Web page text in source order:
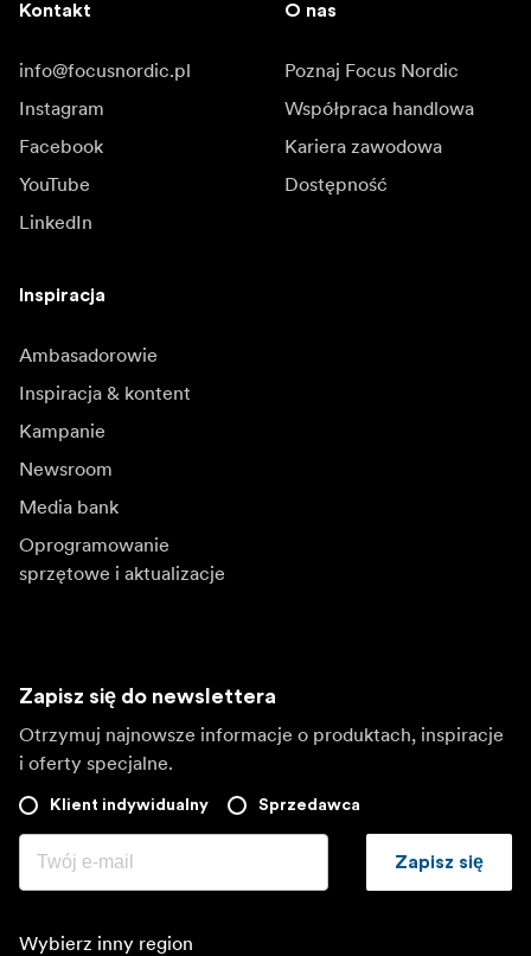
Kontakt
info@focusnordic.pl
Instagram
Facebook
YouTube
LinkedIn
O nas
Poznaj Focus Nordic
Współpraca handlowa
Kariera zawodowa
Dostępność
Inspiracja
Ambasadorowie
Inspiracja & kontent
Kampanie
Newsroom
Media bank
Oprogramowanie
sprzętowe i aktualizacje
Zapisz się do newslettera
Otrzymuj najnowsze informacje o produktach, inspiracje
i oferty specjalne.
Klient indywidualny Sprzedawca
Zapisz się
Wybierz inny region